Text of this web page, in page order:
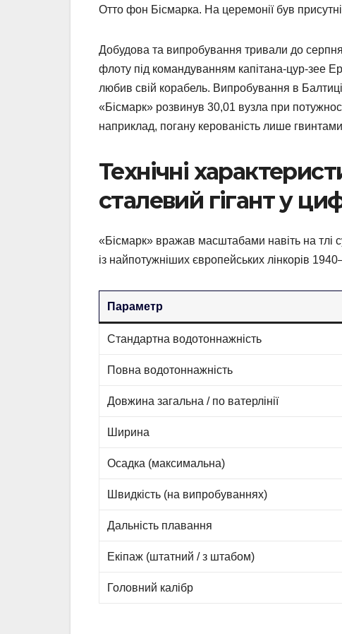
Отто фон Бісмарка. На церемонії був
Добудова та випробування тривали до
флоту під командуванням капітана-цур-зее
любив свій корабель. Випробування в Балтиці
«Бісмарк» розвинув 30,01 вузла при
наприклад, погану керованість лише
Технічні
сталевий гігант у
«Бісмарк» вражав масштабами навіть на тлі
із найпотужніших європейських лінкорів
Параметр
Стандартна водотоннажність
Повна водотоннажність
Довжина загальна / по ватерлінії
Ширина
Осадка (максимальна)
Швидкість (на випробуваннях)
Дальність плавання
Екіпаж (штатний / з штабом)
Головний калібр